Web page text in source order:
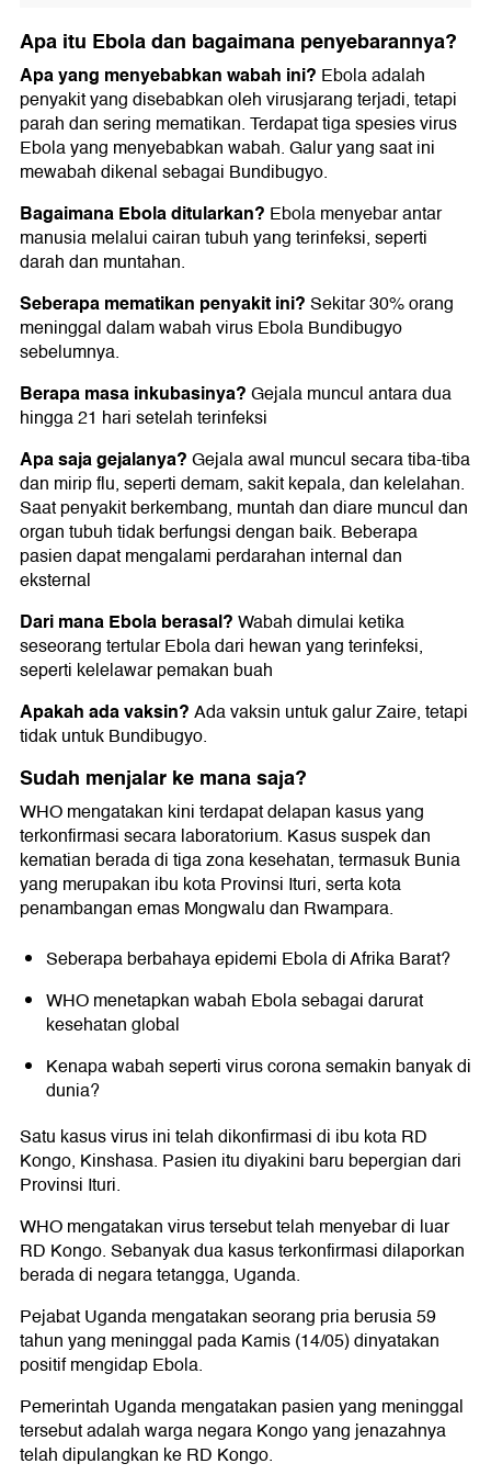
Apa itu Ebola dan bagaimana penyebarannya?
Apa yang menyebabkan wabah ini? Ebola adalah
penyakit yang disebabkan oleh virusjarang terjadi, tetapi
parah dan sering mematikan. Terdapat tiga spesies virus
Ebola yang menyebabkan wabah. Galur yang saat ini
mewabah dikenal sebagai Bundibugyo.
Bagaimana Ebola ditularkan? Ebola menyebar antar
manusia melalui cairan tubuh yang terinfeksi, seperti
darah dan muntahan.
Seberapa mematikan penyakit ini?Sekitar 30% orang
meninggal dalam wabah virus Ebola Bundibugyo
sebelumnya.
Berapa masa inkubasinya?Gejala muncul antara dua
hingga 21 hari setelah terinfeksi
Apa saja gejalanya?Gejala awal muncul secara tiba-tiba
dan mirip flu, seperti demam, sakit kepala, dan kelelahan.
Saat penyakit berkembang, muntah dan diare muncul dan
organ tubuh tidak berfungsi dengan baik. Beberapa
pasien dapat mengalami perdarahan internal dan
eksternal
Dari mana Ebola berasal?Wabah dimulai ketika
seseorang tertular Ebola dari hewan yang terinfeksi,
seperti kelelawar pemakan buah
Apakah ada vaksin?Ada vaksin untuk galur Zaire, tetapi
tidak untuk Bundibugyo.
Sudah menjalar ke mana saja?
WHO mengatakan kini terdapat delapan kasus yang
terkonfirmasi secara laboratorium. Kasus suspek dan
kematian berada di tiga zona kesehatan, termasuk Bunia
yang merupakan ibu kota Provinsi Ituri, serta kota
penambangan emas Mongwalu dan Rwampara.
Seberapa berbahaya epidemi Ebola di Afrika Barat?
WHO menetapkan wabah Ebola sebagai darurat
kesehatan global
Kenapa wabah seperti virus corona semakin banyak di
dunia?
Satu kasus virus ini telah dikonfirmasi di ibu kota RD
Kongo, Kinshasa. Pasien itu diyakini baru bepergian dari
Provinsi Ituri.
WHO mengatakan virus tersebut telah menyebar di luar
RD Kongo. Sebanyak dua kasus terkonfirmasi dilaporkan
berada di negara tetangga, Uganda.
Pejabat Uganda mengatakan seorang pria berusia 59
tahun yang meninggal pada Kamis (14/05) dinyatakan
positif mengidap Ebola.
Pemerintah Uganda mengatakan pasien yang meninggal
tersebut adalah warga negara Kongo yang jenazahnya
telah dipulangkan ke RD Kongo.